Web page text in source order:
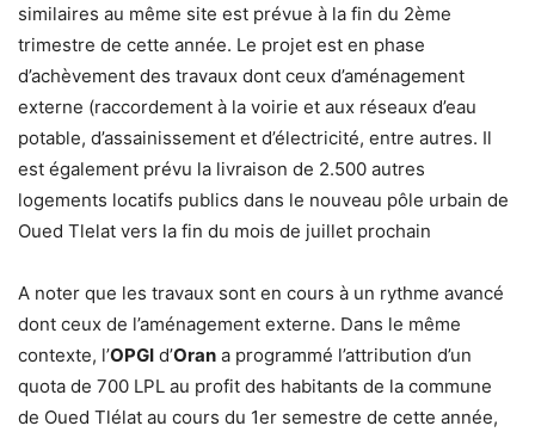
similaires au même site est prévue à la fin du 2ème
trimestre de cette année. Le projet est en phase
d’achèvement des travaux dont ceux d’aménagement
externe (raccordement à la voirie et aux réseaux d’eau
potable, d’assainissement et d’électricité, entre autres. Il
est également prévu la livraison de 2.500 autres
logements locatifs publics dans le nouveau pôle urbain de
Oued Tlelat vers la fin du mois de juillet prochain
A noter que les travaux sont en cours à un rythme avancé
dont ceux de l’aménagement externe. Dans le même
contexte, l’OPGI d’Oran a programmé l’attribution d’un
quota de 700 LPL au profit des habitants de la commune
de Oued Tlélat au cours du 1er semestre de cette année,